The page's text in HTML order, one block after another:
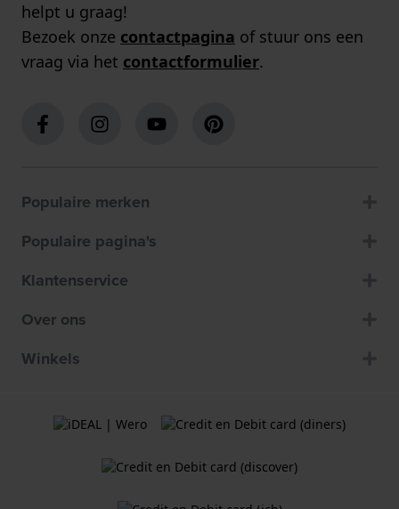
helpt u graag!
Bezoek onze contactpagina of stuur ons een
vraag via het contactformulier.
Populaire merken
Populaire pagina's
Klantenservice
Over ons
Winkels